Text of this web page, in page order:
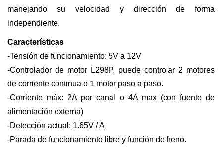
manejando su velocidad y dirección de forma
independiente.
Características
-Tensión de funcionamiento: 5V a 12V
-Controlador de motor L298P, puede controlar 2 motores
de corriente continua o 1 motor paso a paso.
-Corriente máx: 2A por canal o 4A max (con fuente de
alimentación externa)
-Detección actual: 1.65V / A
-Parada de funcionamiento libre y función de freno.